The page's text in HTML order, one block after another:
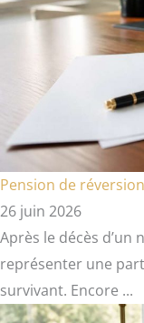
Pension de
26 juin 2026
Après le décès
représenter une
survivant. Encore ...